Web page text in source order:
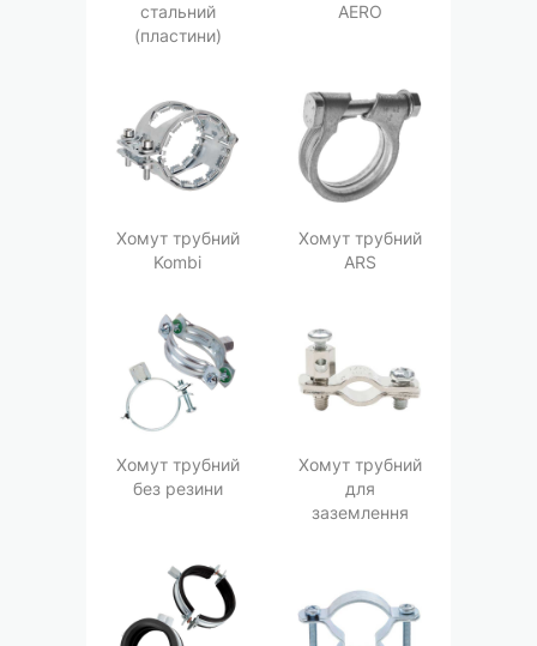
стальний
(пластини)
АERO
Хомут трубний
Kombi
Хомут трубний
АRS
Хомут трубний
без резини
Хомут трубний
для
заземлення